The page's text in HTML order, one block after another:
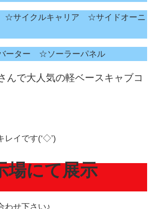
サイクルキャリア ☆サイドオーニ
ーター ☆ソーラーパネル
んで大人気の軽ベースキャブコ
イです(‘◇’)ゞ
場にて展示
わせ下さい♪